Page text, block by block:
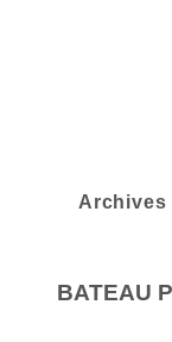
Archives
BATEAU